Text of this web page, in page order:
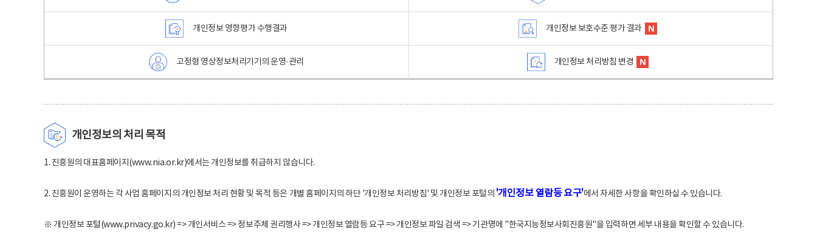
개인정보 영향평가 수행결과 개인정보 보호수준 평가 결과
고정형 영상정보처리기기의 운영·관리 개인정보 처리방침 변경
개인정보의 처리 목적
1. 진흥원의 대표홈페이지(www.nia.or.kr)에서는 개인정보를 취급하지 않습니다.
2. 진흥원이 운영하는 각 사업 홈페이지의 개인정보 처리 현황 및 목적 등은 개별 홈페이지의 하단 '개인정보 처리방침' 및 개인정보 포털의 '개인정보 열람등 요구'에서 자세한 사항을 확인하실 수 있습니다.
※ 개인정보 포털(www.privacy.go.kr) => 개인서비스 => 정보주체 권리행사 => 개인정보 열람등 요구 => 개인정보 파일 검색 => 기관명에 "한국지능정보사회진흥원"을 입력하면 세부 내용을 확인할 수 있습니다.